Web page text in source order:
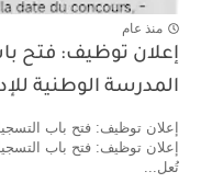
منذ عام
إعلان توظيف: فتح
المدرسة الوطنية للإدارة
تُعل...